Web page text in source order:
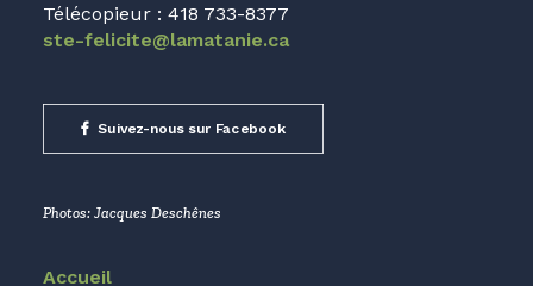
Télécopieur : 418 733-8377
ste-felicite@lamatanie.ca
Suivez-nous sur Facebook
Photos: Jacques Deschênes
Accueil